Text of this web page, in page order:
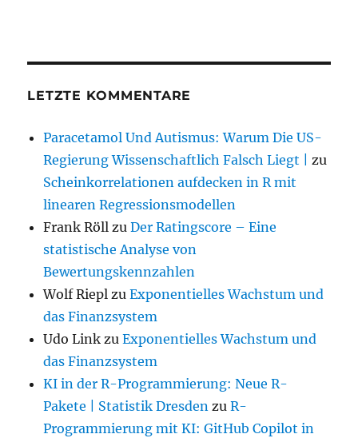
LETZTE KOMMENTARE
Paracetamol Und Autismus: Warum Die US-
Regierung Wissenschaftlich Falsch Liegt |
zu
Scheinkorrelationen aufdecken in R mit
linearen Regressionsmodellen
Frank Röll zuDer Ratingscore – Eine
statistische Analyse von
Bewertungskennzahlen
Wolf Riepl zuExponentielles Wachstum und
das Finanzsystem
Udo Link zuExponentielles Wachstum und
das Finanzsystem
KI in der R-Programmierung: Neue R-
Pakete | Statistik Dresden zuR-
Programmierung mit KI: GitHub Copilot in